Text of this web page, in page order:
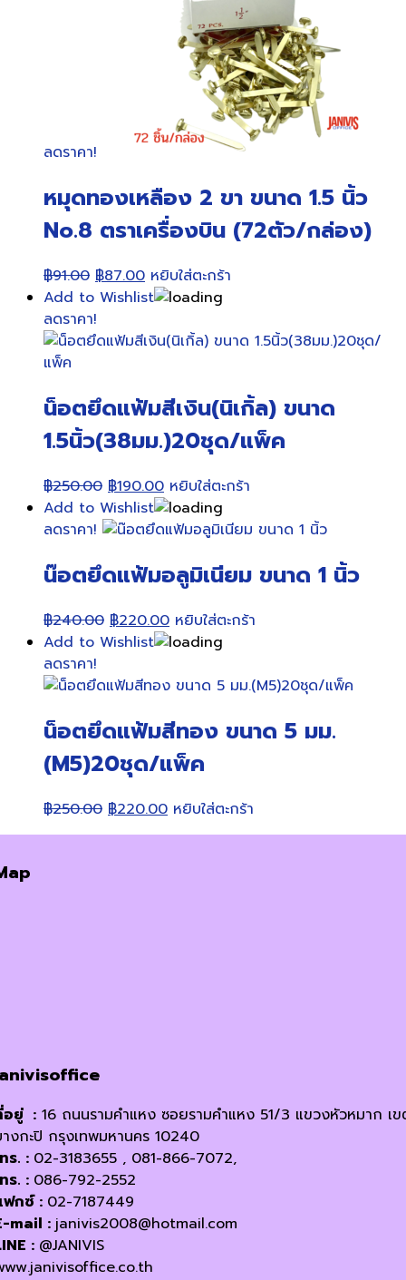
ลดราคา!
หมุดทองเหลือง 2 ขา ขนาด 1.5 นิ้ว
No.8 ตราเครื่องบิน (72ตัว/กล่อง)
฿91.00 Original
price
was:
฿91.00.
฿87.00Current
price
฿87.00.
หยิบใส่ตะกร้า
Add to Wishlist
ลดราคา!
น็อตยึดแฟ้มสีเงิน(นิเกิ้ล) ขนาด
1.5นิ้ว(38มม.)20ชุด/แพ็ค
฿250.00 Original
price
was:
฿190.00Current
price
is:
หยิบใส่ตะกร้า
Add to Wishlist
ลดราคา!
น๊อตยึดแฟ้มอลูมิเนียม ขนาด 1 นิ้ว
฿240.00 Original
price
฿240.00.
฿220.00Current
price
฿220.00.
หยิบใส่ตะกร้า
Add to Wishlist
ลดราคา!
น็อตยึดแฟ้มสีทอง ขนาด 5 มม.
(M5)20ชุด/แพ็ค
฿250.00 Original
price
฿220.00Current
price
หยิบใส่ตะกร้า
อยู่ : 16 ถนนรามคำแหง ซอยรามคำแหง 51/3 แขวงหัวหมาก เ
งกะปิ กรุงเทพมหานคร 10240
ร. : 02-3183655 , 081-866-7072,
ร. : 086-792-2552
กซ์ : 02-7187449
mail : janivis2008@hotmail.com
: @JANIVIS